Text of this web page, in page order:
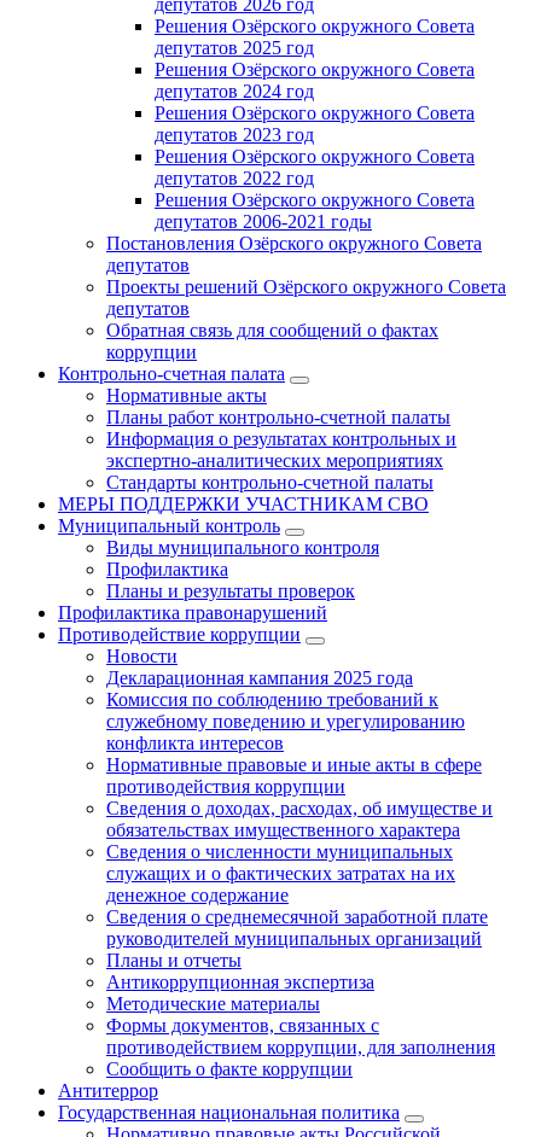
депутатов 2026 год
Решения Озёрского окружного Совета
депутатов 2025 год
Решения Озёрского окружного Совета
депутатов 2024 год
Решения Озёрского окружного Совета
депутатов 2023 год
Решения Озёрского окружного Совета
депутатов 2022 год
Решения Озёрского окружного Совета
депутатов 2006-2021 годы
Постановления Озёрского окружного Совета
депутатов
Проекты решений Озёрского окружного Совета
депутатов
Обратная связь для сообщений о фактах
коррупции
Контрольно-счетная палата
Нормативные акты
Планы работ контрольно-счетной палаты
Информация о результатах контрольных и
экспертно-аналитических мероприятиях
Стандарты контрольно-счетной палаты
МЕРЫ ПОДДЕРЖКИ УЧАСТНИКАМ СВО
Муниципальный контроль
Виды муниципального контроля
Профилактика
Планы и результаты проверок
Профилактика правонарушений
Противодействие коррупции
Новости
Декларационная кампания 2025 года
Комиссия по соблюдению требований к
служебному поведению и урегулированию
конфликта интересов
Нормативные правовые и иные акты в сфере
противодействия коррупции
Сведения о доходах, расходах, об имуществе и
обязательствах имущественного характера
Сведения о численности муниципальных
служащих и о фактических затратах на их
денежное содержание
Сведения о среднемесячной заработной плате
руководителей муниципальных организаций
Планы и отчеты
Антикоррупционная экспертиза
Методические материалы
Формы документов, связанных с
противодействием коррупции, для заполнения
Сообщить о факте коррупции
Антитеррор
Государственная национальная политика